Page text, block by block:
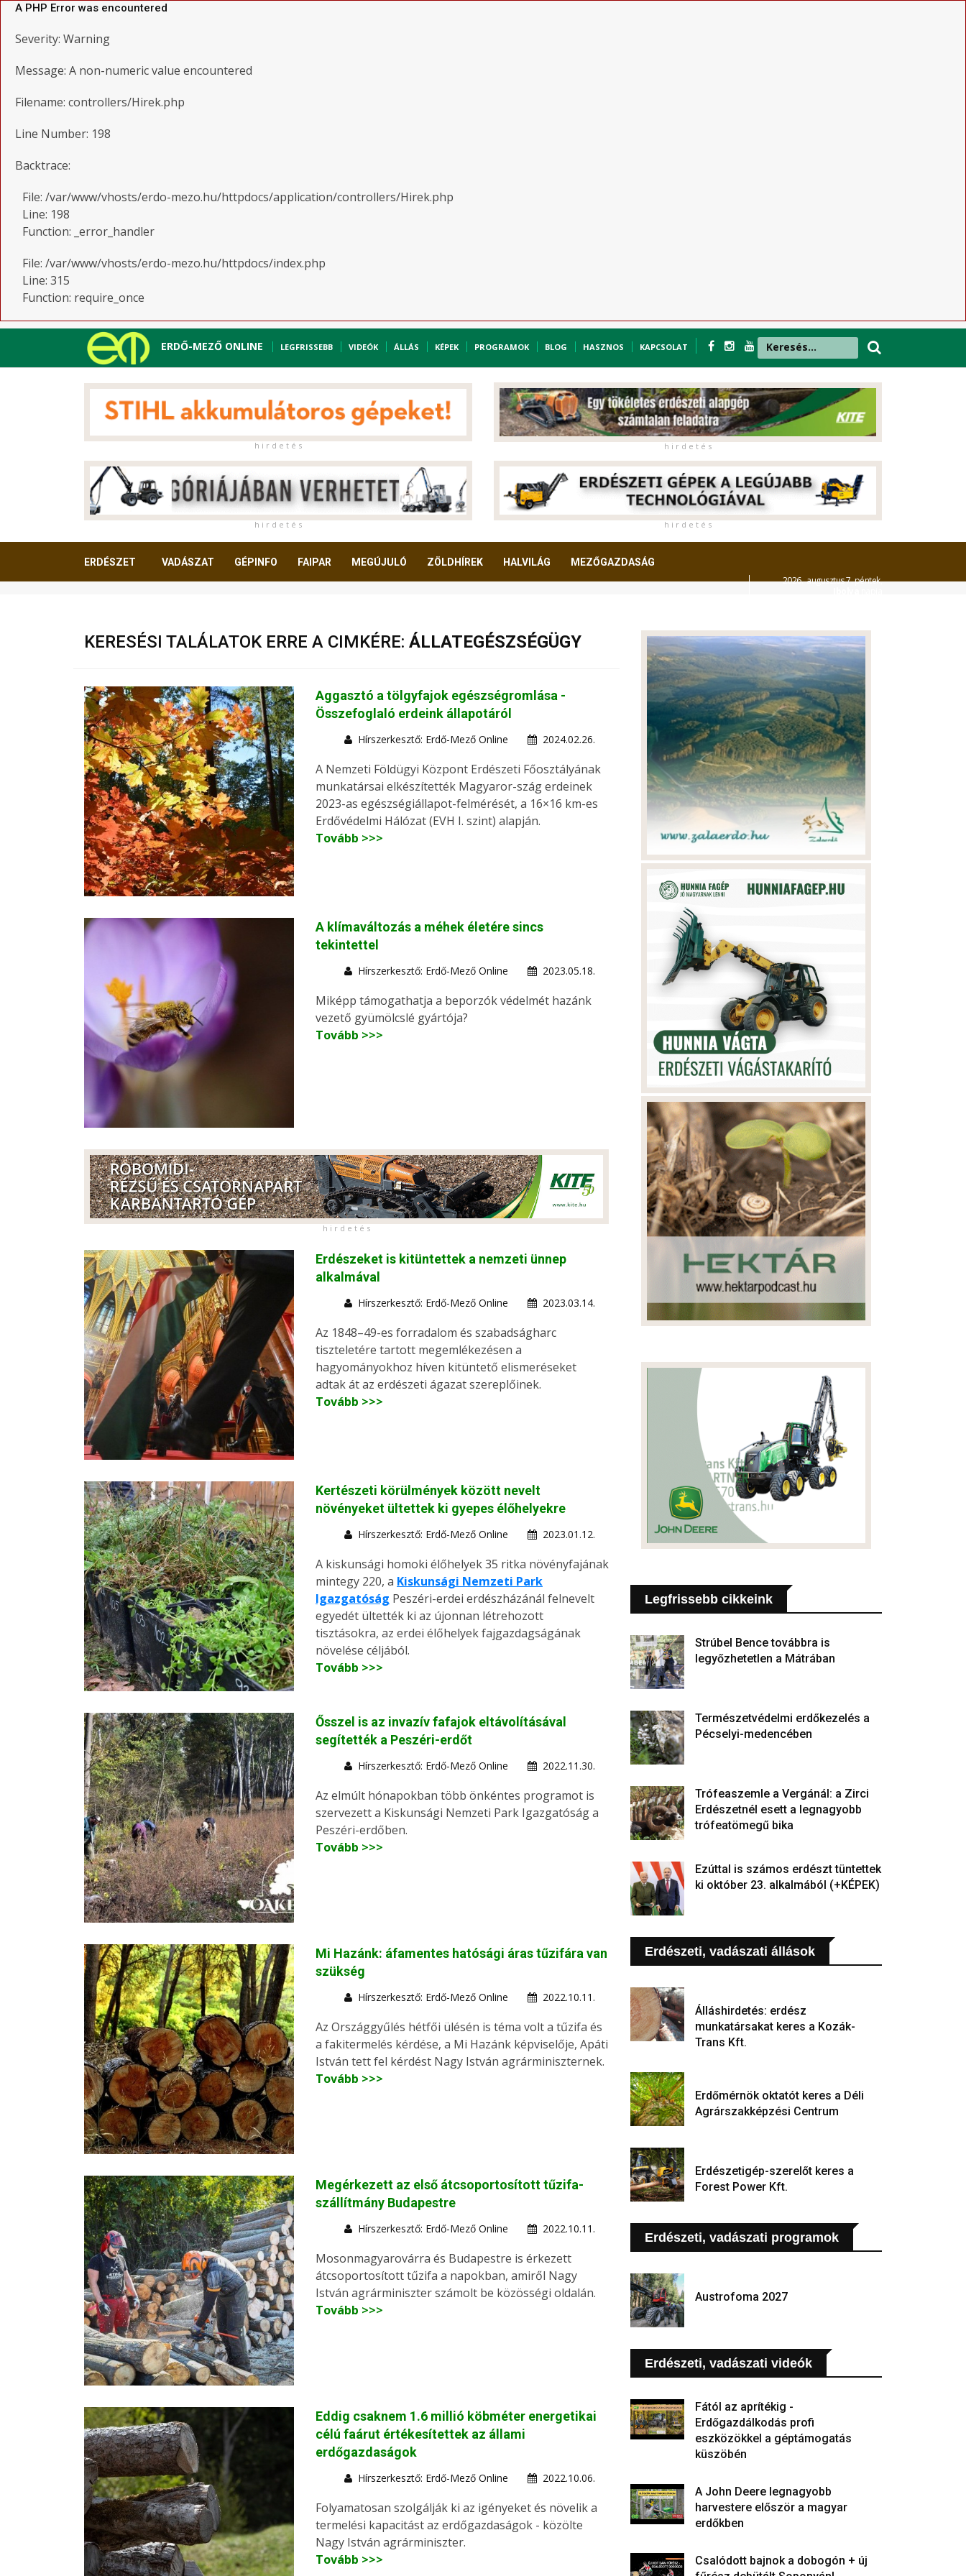
A PHP Error was encountered
Severity: Warning
Message: A non-numeric value encountered
Filename: controllers/Hirek.php
Line Number: 198
Backtrace:
File: /var/www/vhosts/erdo-mezo.hu/httpdocs/application/controllers/Hirek.php
Line: 198
Function: _error_handler
File: /var/www/vhosts/erdo-mezo.hu/httpdocs/index.php
Line: 315
Function: require_once
ERDŐ-MEZŐ ONLINE LEGFRISSEBB VIDEÓK ÁLLÁS KÉPEK PROGRAMOK BLOG HASZNOS KAPCSOLAT
h i r d e t é s h i r d e t é s
h i r d e t é s h i r d e t é s
ERDÉSZET VADÁSZAT GÉPINFO FAIPAR MEGÚJULÓ ZÖLDHÍREK HALVILÁG MEZŐGAZDASÁG
2026. augusztus 7. péntek,
KERESÉSI TALÁLATOK ERRE A CIMKÉRE: ÁLLATEGÉSZSÉGÜGY
Aggasztó a tölgyfajok egészségromlása -
Összefoglaló erdeink állapotáról
Hírszerkesztő: Erdő-Mező Online 2024.02.26.
A Nemzeti Földügyi Központ Erdészeti Főosztályának
munkatársai elkészítették Magyaror-szág erdeinek
2023-as egészségiállapot-felmérését, a 16×16 km-es
Erdővédelmi Hálózat (EVH I. szint) alapján.
Tovább >>>
A klímaváltozás a méhek életére sincs
tekintettel
Hírszerkesztő: Erdő-Mező Online 2023.05.18.
Miképp támogathatja a beporzók védelmét hazánk
vezető gyümölcslé gyártója?
Tovább >>>
h i r d e t é s
Erdészeket is kitüntettek a nemzeti ünnep
alkalmával
Hírszerkesztő: Erdő-Mező Online 2023.03.14.
Az 1848–49-es forradalom és szabadságharc
tiszteletére tartott megemlékezésen a
hagyományokhoz híven kitüntető elismeréseket
adtak át az erdészeti ágazat szereplőinek.
Tovább >>>
Kertészeti körülmények között nevelt
növényeket ültettek ki gyepes élőhelyekre
Hírszerkesztő: Erdő-Mező Online 2023.01.12.
A kiskunsági homoki élőhelyek 35 ritka növényfajának
mintegy 220, a Kiskunsági Nemzeti Park
Igazgatóság Peszéri-erdei erdészházánál felnevelt
egyedét ültették ki az újonnan létrehozott
tisztásokra, az erdei élőhelyek fajgazdagságának
növelése céljából.
Tovább >>>
Ősszel is az invazív fafajok eltávolításával
segítették a Peszéri-erdőt
Hírszerkesztő: Erdő-Mező Online 2022.11.30.
Az elmúlt hónapokban több önkéntes programot is
szervezett a Kiskunsági Nemzeti Park Igazgatóság a
Peszéri-erdőben.
Tovább >>>
Mi Hazánk: áfamentes hatósági áras tűzifára van
szükség
Hírszerkesztő: Erdő-Mező Online 2022.10.11.
Az Országgyűlés hétfői ülésén is téma volt a tűzifa és
a fakitermelés kérdése, a Mi Hazánk képviselője, Apáti
István tett fel kérdést Nagy István agrárminiszternek.
Tovább >>>
Megérkezett az első átcsoportosított tűzifa-
szállítmány Budapestre
Hírszerkesztő: Erdő-Mező Online 2022.10.11.
Mosonmagyarovárra és Budapestre is érkezett
átcsoportosított tűzifa a napokban, amiről Nagy
István agrárminiszter számolt be közösségi oldalán.
Tovább >>>
Eddig csaknem 1.6 millió köbméter energetikai
célú faárut értékesítettek az állami
erdőgazdaságok
Hírszerkesztő: Erdő-Mező Online 2022.10.06.
Folyamatosan szolgálják ki az igényeket és növelik a
termelési kapacitást az erdőgazdaságok - közölte
Nagy István agrárminiszter.
Tovább >>>
Legfrissebb cikkeink
Strúbel Bence továbbra is
legyőzhetetlen a Mátrában
Természetvédelmi erdőkezelés a
Pécselyi-medencében
Trófeaszemle a Vergánál: a Zirci
Erdészetnél esett a legnagyobb
trófeatömegű bika
Ezúttal is számos erdészt tüntettek
ki október 23. alkalmából (+KÉPEK)
Erdészeti, vadászati állások
Álláshirdetés: erdész
munkatársakat keres a Kozák-
Trans Kft.
Erdőmérnök oktatót keres a Déli
Agrárszakképzési Centrum
Erdészetigép-szerelőt keres a
Forest Power Kft.
Erdészeti, vadászati programok
Austrofoma 2027
Erdészeti, vadászati videók
Fától az aprítékig -
Erdőgazdálkodás profi
eszközökkel a géptámogatás
küszöbén
A John Deere legnagyobb
harvestere először a magyar
erdőkben
Csalódott bajnok a dobogón + új